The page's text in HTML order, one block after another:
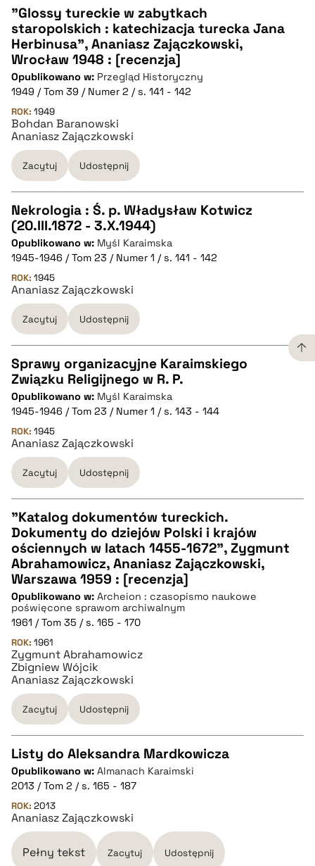
pobierz cytat
CZYSTY TEKST
pobierz cytat
BIBTEX
pobierz cytat
"Glossy tureckie w zabytkach
staropolskich : katechizacja turecka Jana
Herbinusa", Ananiasz Zajączkowski,
Wrocław 1948 : [recenzja]
Opublikowano w: Przegląd Historyczny
1949 / Tom 39 / Numer 2 / s. 141 - 142
ROK: 1949
Bohdan Baranowski
Ananiasz Zajączkowski
Zacytuj Udostępnij
CZYSTY TEKST
pobierz cytat
BIBTEX
pobierz cytat
Nekrologia : Ś. p. Władysław Kotwicz
(20.III.1872 - 3.X.1944)
Opublikowano w: Myśl Karaimska
1945-1946 / Tom 23 / Numer 1 / s. 141 - 142
ROK: 1945
Ananiasz Zajączkowski
Zacytuj Udostępnij
CZYSTY TEKST
pobierz cytat
BIBTEX
pobierz cytat
Sprawy organizacyjne Karaimskiego
Związku Religijnego w R. P.
Opublikowano w: Myśl Karaimska
1945-1946 / Tom 23 / Numer 1 / s. 143 - 144
ROK: 1945
Ananiasz Zajączkowski
Zacytuj Udostępnij
CZYSTY TEKST
pobierz cytat
BIBTEX
pobierz cytat
"Katalog dokumentów tureckich.
Dokumenty do dziejów Polski i krajów
ościennych w latach 1455-1672", Zygmunt
Abrahamowicz, Ananiasz Zajączkowski,
Warszawa 1959 : [recenzja]
Opublikowano w: Archeion : czasopismo naukowe
poświęcone sprawom archiwalnym
1961 / Tom 35 / s. 165 - 170
ROK: 1961
Zygmunt Abrahamowicz
Zbigniew Wójcik
Ananiasz Zajączkowski
Zacytuj Udostępnij
CZYSTY TEKST
pobierz cytat
Listy do Aleksandra Mardkowicza
Opublikowano w: Almanach Karaimski
2013 / Tom 2 / s. 165 - 187
ROK: 2013
Ananiasz Zajączkowski
Pełny tekst Zacytuj Udostępnij